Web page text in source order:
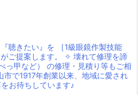
聴きたい』を ［1級眼鏡作製技能
ご提案します。
✧ 壊れて修理を諦
っ甲など）
の修理・見積り等もご相
市で1917年創業以来、地域に愛され
お待ちしています♪